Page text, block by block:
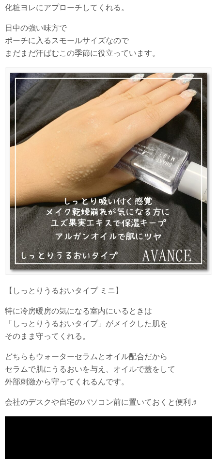
化粧ヨレにアプローチしてくれる。
日中の強い味方で
ポーチに入るスモールサイズなので
まだまだ汗ばむこの季節に役立っています。
【しっとりうるおいタイプ ミニ】
特に冷房暖房の気になる室内にいるときは
「しっとりうるおいタイプ」がメイクした肌を
そのまま守ってくれる。
どちらもウォーターセラムとオイル配合だから
セラムで肌にうるおいを与え、オイルで蓋をして
外部刺激から守ってくれるんです。
会社のデスクや自宅のパソコン前に置いておくと便利♬